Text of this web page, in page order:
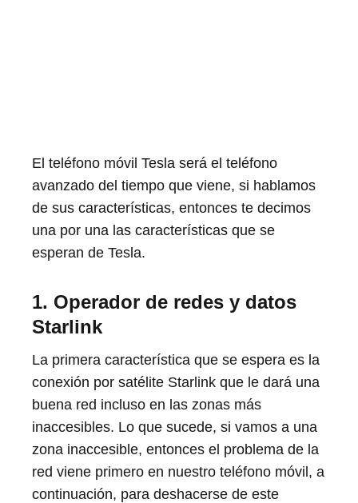
El teléfono móvil Tesla será el teléfono
avanzado del tiempo que viene, si hablamos
de sus características, entonces te decimos
una por una las características que se
esperan de Tesla.
1. Operador de redes y datos
Starlink
La primera característica que se espera es la
conexión por satélite Starlink que le dará una
buena red incluso en las zonas más
inaccesibles. Lo que sucede, si vamos a una
zona inaccesible, entonces el problema de la
red viene primero en nuestro teléfono móvil, a
continuación, para deshacerse de este